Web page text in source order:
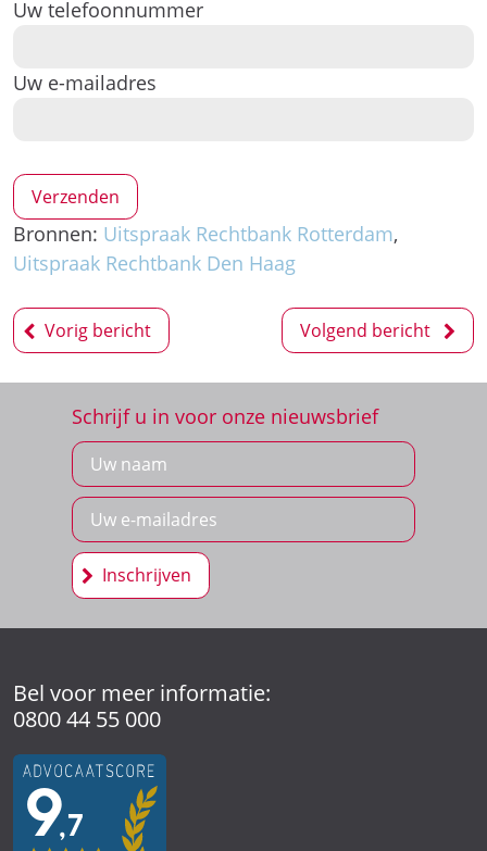
Uw telefoonnummer
Uw e-mailadres
Bronnen: Uitspraak Rechtbank Rotterdam,
Uitspraak Rechtbank Den Haag
Bericht
navigatie
Vorig bericht Volgend bericht
Schrijf u in voor onze nieuwsbrief
Inschrijven
Bel voor meer informatie:
0800 44 55 000